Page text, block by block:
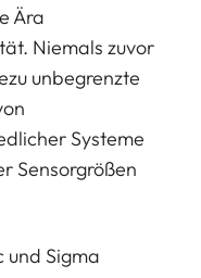
Ära
Niemals zuvor
unbegrenzte
Systeme
Sensorgrößen
und Sigma